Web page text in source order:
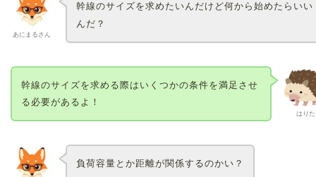
あにまるさん
幹線のサイズを求めたいんだけど何から始めたらいい
んだ？
はりた
幹線のサイズを求める際はいくつかの条件を満足させ
る必要があるよ！
負荷容量とか距離が関係するのかい？